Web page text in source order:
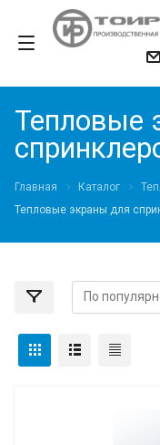
Тепловые
Главная Каталог
Тепловые экраны для